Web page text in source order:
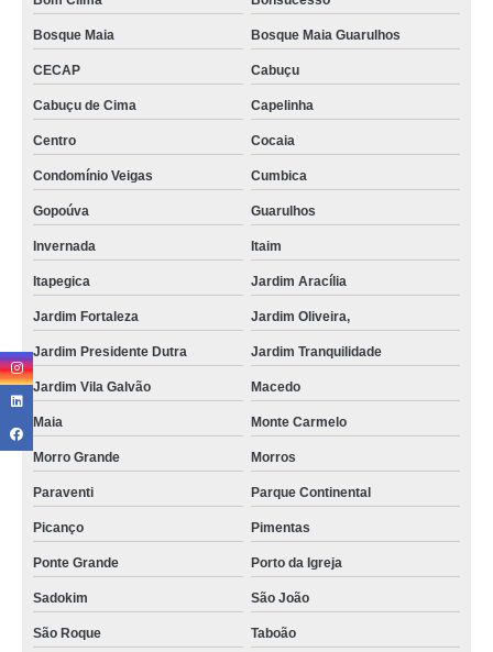
Bosque Maia Bosque Maia Guarulhos
CECAP Cabuçu
Cabuçu de Cima Capelinha
Centro Cocaia
Condomínio Veigas Cumbica
Gopoúva Guarulhos
Invernada Itaim
Itapegica Jardim Aracília
Jardim Fortaleza Jardim Oliveira,
Jardim Presidente Dutra Jardim Tranquilidade
Jardim Vila Galvão Macedo
Maia Monte Carmelo
Morro Grande Morros
Paraventi Parque Continental
Picanço Pimentas
Ponte Grande Porto da Igreja
Sadokim São João
São Roque Taboão